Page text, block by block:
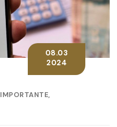
IMPORTANTE
08.03
2024